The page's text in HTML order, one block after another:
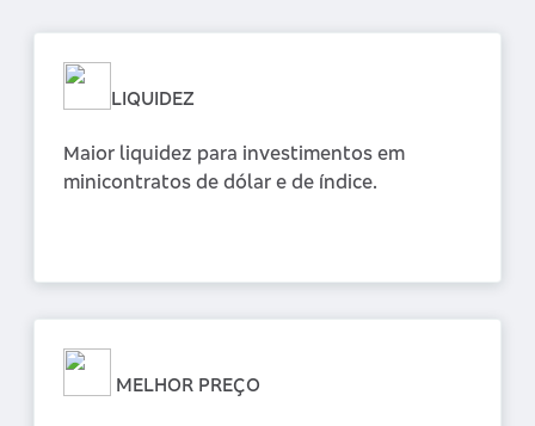
LIQUIDEZ
Maior liquidez para investimentos em
minicontratos de dólar e de índice.
MELHOR PREÇO